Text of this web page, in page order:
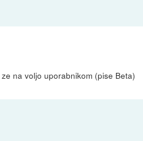
na voljo uporabnikom (pise Beta)